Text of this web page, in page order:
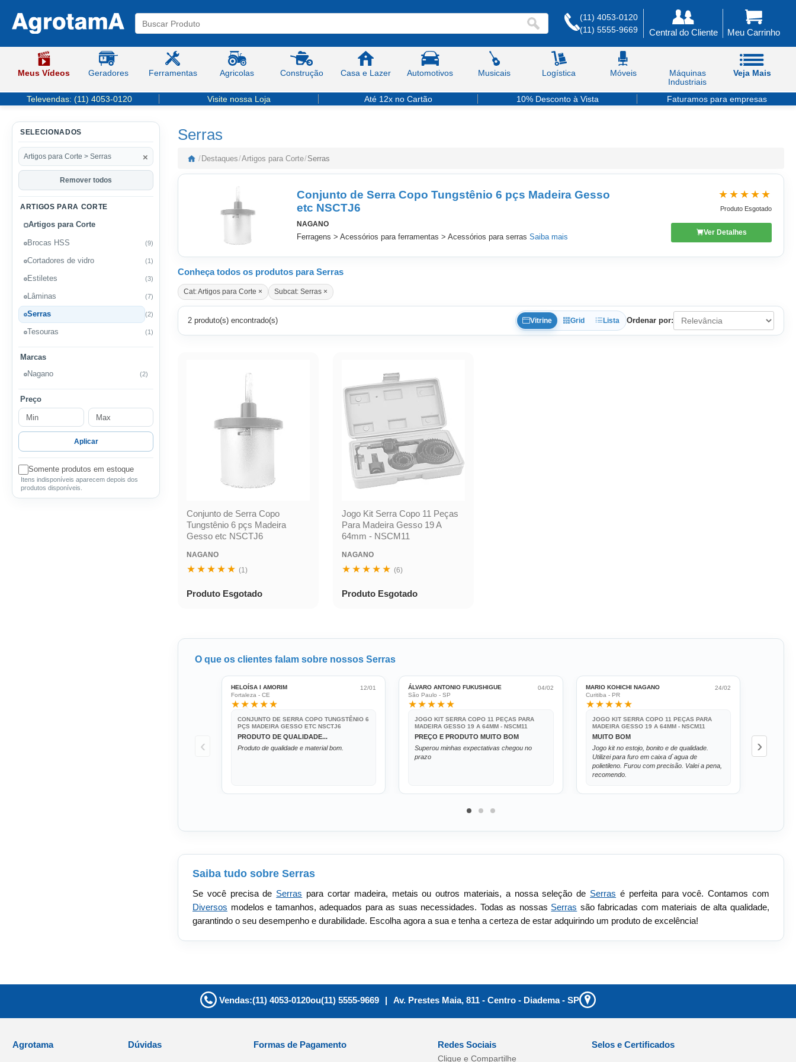
(11) 4053-0120
(11) 5555-9669
Central do Cliente Meu Carrinho
Meus Vídeos Geradores Ferramentas Agricolas Construção Casa e Lazer Automotivos Musicais Logística Móveis
Máquinas
Industriais
Veja Mais
Televendas: (11) 4053-0120 Visite nossa Loja Até 12x no Cartão 10% Desconto à Vista Faturamos para empresas
SELECIONADOS
Artigos para Corte > Serras ×
Remover todos
ARTIGOS PARA CORTE
Artigos para Corte
Brocas HSS (9)
Cortadores de vidro (1)
Estiletes (3)
Lâminas (7)
Serras (2)
Tesouras (1)
Marcas
Nagano
(2)
Preço
Aplicar
Somente produtos em estoque
Itens indisponíveis aparecem depois dos
produtos disponíveis.
Serras
/Destaques/Artigos para Corte/Serras
Conjunto de Serra Copo Tungstênio 6 pçs Madeira Gesso
etc NSCTJ6
NAGANO
Ferragens > Acessórios para ferramentas > Acessórios para serras Saiba mais
★★★★★
Produto Esgotado
Ver Detalhes
Conheça todos os produtos para Serras
Cat: Artigos para Corte × Subcat: Serras ×
2 produto(s) encontrado(s) Vitrine Grid Lista Ordenar por:
Conjunto de Serra Copo
Tungstênio 6 pçs Madeira
Gesso etc NSCTJ6
NAGANO
★★★★★ (1)
Produto Esgotado
Jogo Kit Serra Copo 11 Peças
Para Madeira Gesso 19 A
64mm - NSCM11
NAGANO
★★★★★ (6)
Produto Esgotado
O que os clientes falam sobre nossos Serras
‹
HELOÍSA I AMORIM
Fortaleza - CE
12/01
★★★★★
CONJUNTO DE SERRA COPO TUNGSTÊNIO 6
PÇS MADEIRA GESSO ETC NSCTJ6
PRODUTO DE QUALIDADE...
Produto de qualidade e material bom.
ÁLVARO ANTONIO FUKUSHIGUE
São Paulo - SP
04/02
★★★★★
JOGO KIT SERRA COPO 11 PEÇAS PARA
MADEIRA GESSO 19 A 64MM - NSCM11
PREÇO E PRODUTO MUITO BOM
Superou minhas expectativas chegou no
prazo
MARIO KOHICHI NAGANO
Curitiba - PR
24/02
★★★★★
JOGO KIT SERRA COPO 11 PEÇAS PARA
MADEIRA GESSO 19 A 64MM - NSCM11
MUITO BOM
Jogo kit no estojo, bonito e de qualidade.
Utilizei para furo em caixa d`agua de
polietileno. Furou com precisão. Valei a pena,
recomendo.
›
Saiba tudo sobre Serras
Se você precisa de Serras para cortar madeira, metais ou outros materiais, a nossa seleção de Serras é perfeita para você. Contamos com
Diversos modelos e tamanhos, adequados para as suas necessidades. Todas as nossas Serras são fabricadas com materiais de alta qualidade,
garantindo o seu desempenho e durabilidade. Escolha agora a sua e tenha a certeza de estar adquirindo um produto de excelência!
Vendas:(11) 4053-0120ou(11) 5555-9669 | Av. Prestes Maia, 811 - Centro - Diadema- SP
Agrotama Dúvidas Formas de Pagamento Redes Sociais
Clique e Compartilhe
Selos e Certificados